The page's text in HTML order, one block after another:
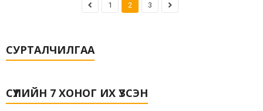
1 2 3
СУРТАЛЧИЛГАА
СҮҮЛИЙН 7 ХОНОГ ИХ ҮЗСЭН